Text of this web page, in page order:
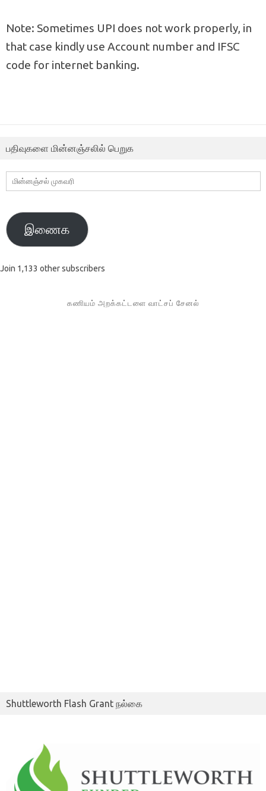
Note: Sometimes UPI does not work properly, in
that case kindly use Account number and IFSC
code for internet banking.
பதிவுகளை மின்னஞ்சலில் பெறுக
மின்னஞ்சல்
முகவரி
இணைக
Join 1,133 other subscribers
கணியம் அறக்கட்டளை வாட்சப் சேனல்
Shuttleworth Flash Grant நல்கை